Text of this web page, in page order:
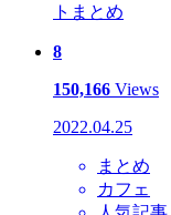
トまとめ
8
150,166 Views
2022.04.25
まとめ
カフェ